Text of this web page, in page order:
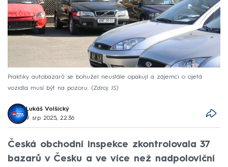
Praktiky autobazarů se bohužel neustále opakují a zájemci o ojetá
vozidla musí být na pozoru.
Zdroj: JS
Lukáš Volšický
9. srp 2025, 22:36
Česká obchodní inspekce zkontrolovala 37
bazarů v Česku a ve více než nadpoloviční